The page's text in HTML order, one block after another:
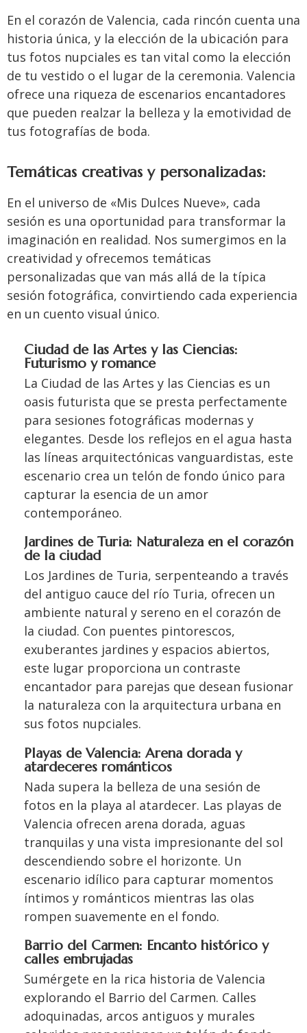
En el corazón de Valencia, cada rincón cuenta una
historia única, y la elección de la ubicación para
tus fotos nupciales es tan vital como la elección
de tu vestido o el lugar de la ceremonia. Valencia
ofrece una riqueza de escenarios encantadores
que pueden realzar la belleza y la emotividad de
tus fotografías de boda.
Temáticas creativas y personalizadas:
En el universo de «Mis Dulces Nueve», cada
sesión es una oportunidad para transformar la
imaginación en realidad. Nos sumergimos en la
creatividad y ofrecemos temáticas
personalizadas que van más allá de la típica
sesión fotográfica, convirtiendo cada experiencia
en un cuento visual único.
Ciudad de las Artes y las Ciencias:
Futurismo y romance
La Ciudad de las Artes y las Ciencias es un
oasis futurista que se presta perfectamente
para sesiones fotográficas modernas y
elegantes. Desde los reflejos en el agua hasta
las líneas arquitectónicas vanguardistas, este
escenario crea un telón de fondo único para
capturar la esencia de un amor
contemporáneo.
Jardines de Turia: Naturaleza en el corazón
de la ciudad
Los Jardines de Turia, serpenteando a través
del antiguo cauce del río Turia, ofrecen un
ambiente natural y sereno en el corazón de
la ciudad. Con puentes pintorescos,
exuberantes jardines y espacios abiertos,
este lugar proporciona un contraste
encantador para parejas que desean fusionar
la naturaleza con la arquitectura urbana en
sus fotos nupciales.
Playas de Valencia: Arena dorada y
atardeceres románticos
Nada supera la belleza de una sesión de
fotos en la playa al atardecer. Las playas de
Valencia ofrecen arena dorada, aguas
tranquilas y una vista impresionante del sol
descendiendo sobre el horizonte. Un
escenario idílico para capturar momentos
íntimos y románticos mientras las olas
rompen suavemente en el fondo.
Barrio del Carmen: Encanto histórico y
calles embrujadas
Sumérgete en la rica historia de Valencia
explorando el Barrio del Carmen. Calles
adoquinadas, arcos antiguos y murales